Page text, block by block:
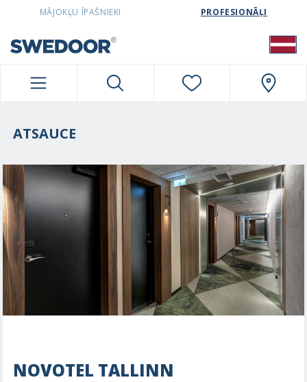
SWEDOORLATVIA NAVIGATION
MĀJOKĻU ĪPAŠNIEKI PROFESIONĀĻI
ATSAUCE
NOVOTEL TALLINN